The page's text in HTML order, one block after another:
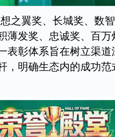
之翼奖、长城奖、数
薄发奖、忠诚奖、百
表彰体系旨在树立渠
，明确生态内的成功